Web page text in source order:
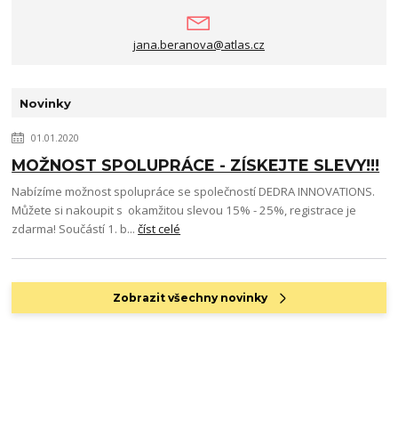
jana.beranova@atlas.cz
Novinky
01.01.2020
MOŽNOST SPOLUPRÁCE - ZÍSKEJTE SLEVY!!!
Nabízíme možnost spolupráce se společností DEDRA INNOVATIONS.
Můžete si nakoupit s okamžitou slevou 15% - 25%, registrace je
zdarma! Součástí 1. b...číst celé
Zobrazit všechny novinky